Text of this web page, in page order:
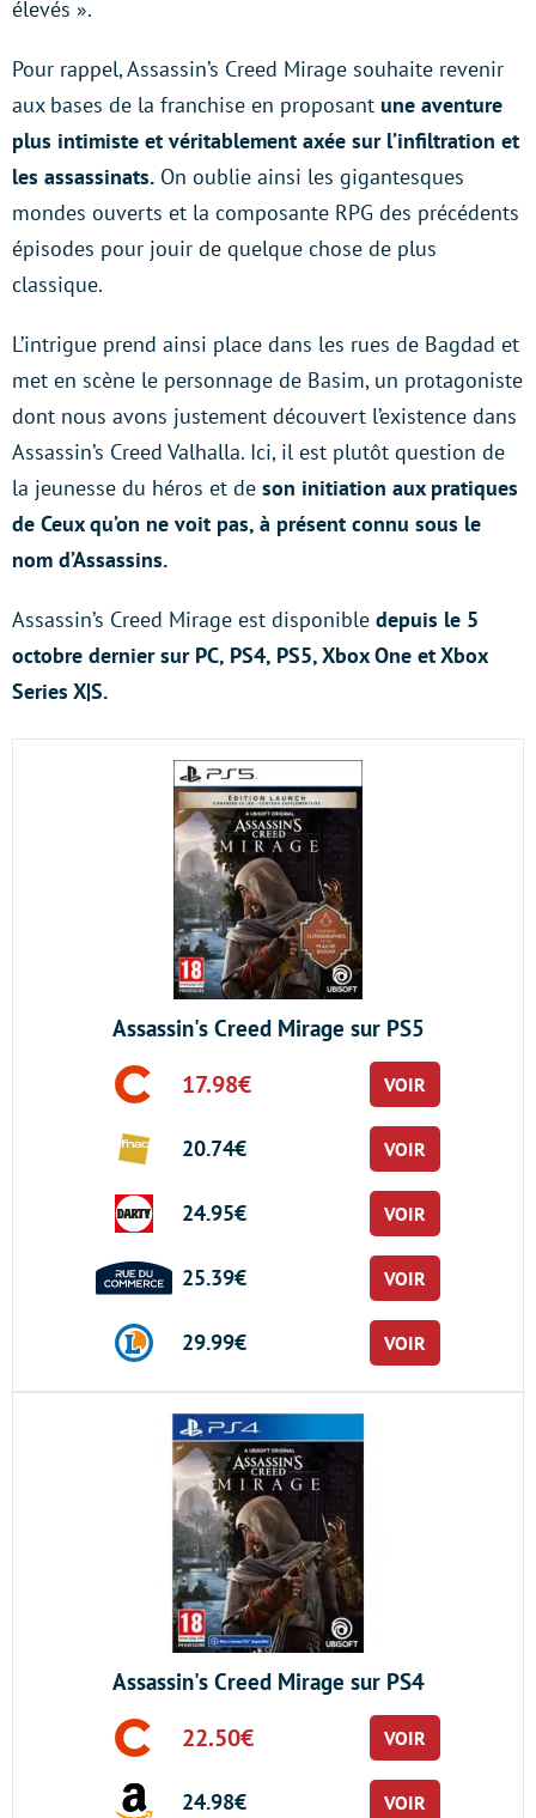
élevés ».
Pour rappel, Assassin’s Creed Mirage souhaite revenir
aux bases de la franchise en proposant une aventure
plus intimiste et véritablement axée sur l’infiltration et
les assassinats. On oublie ainsi les gigantesques
mondes ouverts et la composante RPG des précédents
épisodes pour jouir de quelque chose de plus
classique.
L’intrigue prend ainsi place dans les rues de Bagdad et
met en scène le personnage de Basim, un protagoniste
dont nous avons justement découvert l’existence dans
Assassin’s Creed Valhalla. Ici, il est plutôt question de
la jeunesse du héros et de son initiation aux pratiques
de Ceux qu’on ne voit pas, à présent connu sous le
nom d’Assassins.
Assassin’s Creed Mirage est disponible depuis le 5
octobre dernier sur PC, PS4, PS5, Xbox One et Xbox
Series X|S.
Assassin's Creed Mirage sur PS5
17.98€ VOIR
20.74€ VOIR
24.95€ VOIR
25.39€ VOIR
29.99€ VOIR
Assassin's Creed Mirage sur PS4
22.50€ VOIR
24.98€ VOIR